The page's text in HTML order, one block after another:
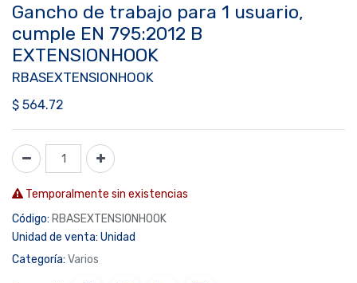
Gancho de trabajo para 1 usuario,
cumple EN 795:2012 B
EXTENSIONHOOK
RBASEXTENSIONHOOK
$ 564.72
Temporalmente sin existencias
Código: RBASEXTENSIONHOOK
Unidad de venta: Unidad
Categoría: Varios